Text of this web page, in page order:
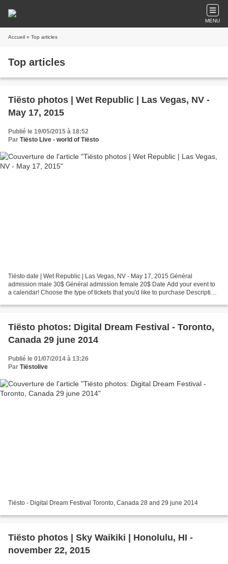
MENU
Accueil » Top articles
Top articles
Tiësto photos | Wet Republic | Las Vegas, NV -
May 17, 2015
Publié le 19/05/2015 à 18:52
Par Tiësto Live - world of Tiësto
Tiësto date | Wet Republic | Las Vegas, NV - May 17, 2015 Général
admission male 30$ Général admission female 20$ Date Add your event to
a calendar! Choose the type of tickets that you'd like to purchase Description
Tiësto photos: Digital Dream Festival - Toronto,
Canada 29 june 2014
Publié le 01/07/2014 à 13:26
Par Tiëstolive
Tiësto - Digital Dream Festival Toronto, Canada 28 and 29 june 2014
Tiësto photos | Sky Waikiki | Honolulu, HI -
november 22, 2015